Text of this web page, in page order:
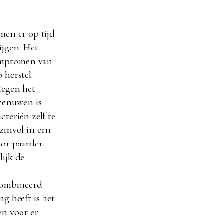
er op tijd
Het
van
herstel.
het
is
zelf te
in een
paarden
de
heeft is het
voor er